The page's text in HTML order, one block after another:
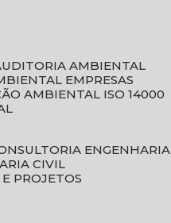
AMBIENTAL
EMPRESAS
AMBIENTAL ISO 14000
ENGENHARIA
CIVIL
PROJETOS